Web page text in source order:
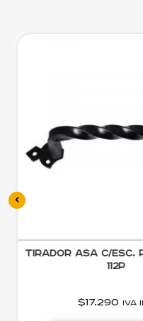
Tirador Asa c/Esc.
112P
$17.290 IVA